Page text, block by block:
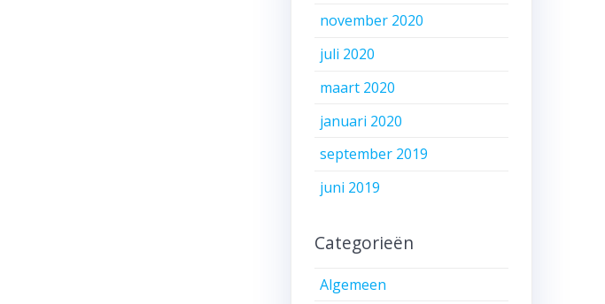
november 2020
juli 2020
maart 2020
januari 2020
september 2019
juni 2019
Categorieën
Algemeen